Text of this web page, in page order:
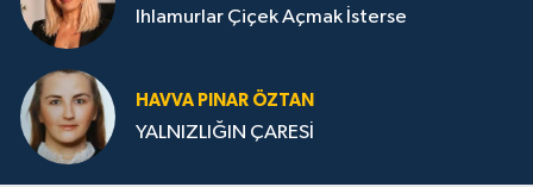
Ihlamurlar Çiçek Açmak İsterse
HAVVA PINAR ÖZTAN
YALNIZLIĞIN ÇARESİ